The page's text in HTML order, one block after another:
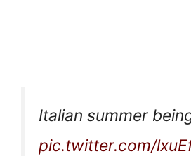
Italian summer
pic.twitter.com/